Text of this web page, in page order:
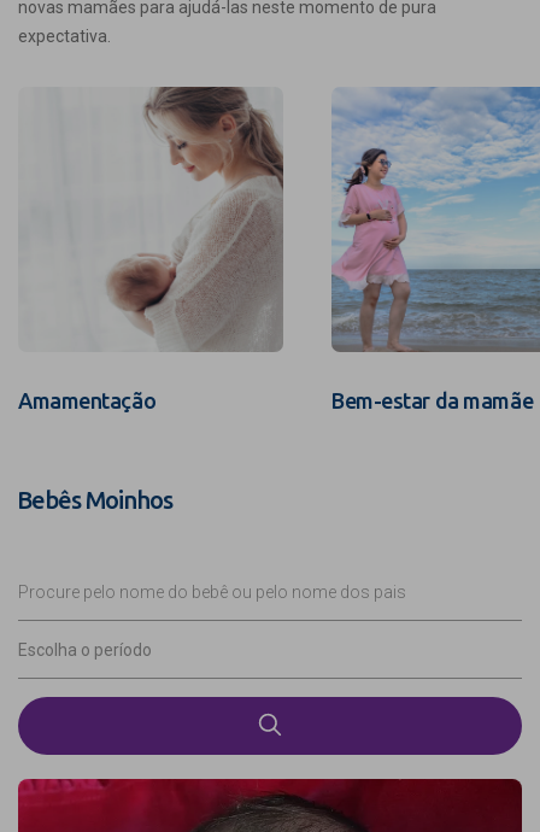
novas mamães para ajudá-las neste momento de pura
expectativa.
Amamentação Bem-estar da mamãe
Bebês Moinhos
Procure pelo nome do bebê ou pelo nome dos pais
Escolha o período